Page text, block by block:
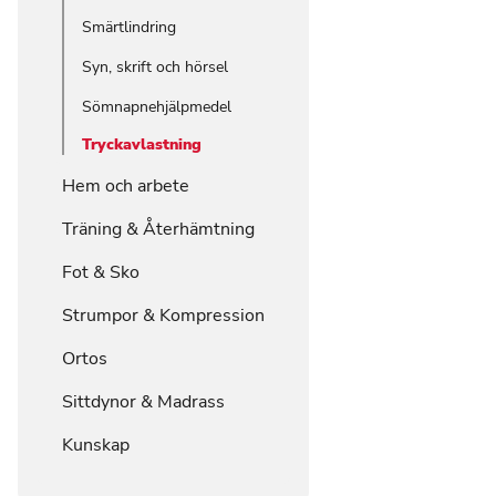
Smärtlindring
Syn, skrift och hörsel
Sömnapnehjälpmedel
Tryckavlastning
Hem och arbete
Träning & Återhämtning
Fot & Sko
Strumpor & Kompression
Ortos
Sittdynor & Madrass
Kunskap